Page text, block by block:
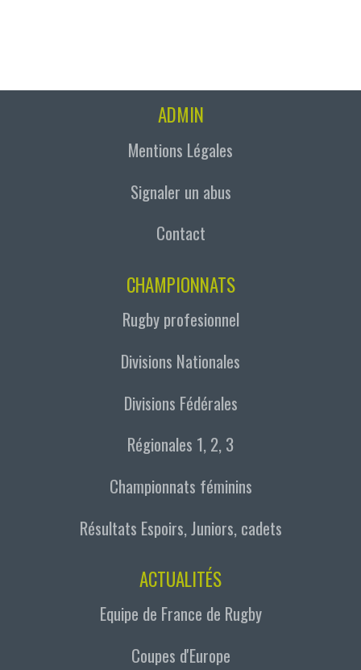
ADMIN
Mentions Légales
Signaler un abus
Contact
CHAMPIONNATS
Rugby profesionnel
Divisions Nationales
Divisions Fédérales
Régionales 1, 2, 3
Championnats féminins
Résultats Espoirs, Juniors, cadets
ACTUALITÉS
Equipe de France de Rugby
Coupes d'Europe